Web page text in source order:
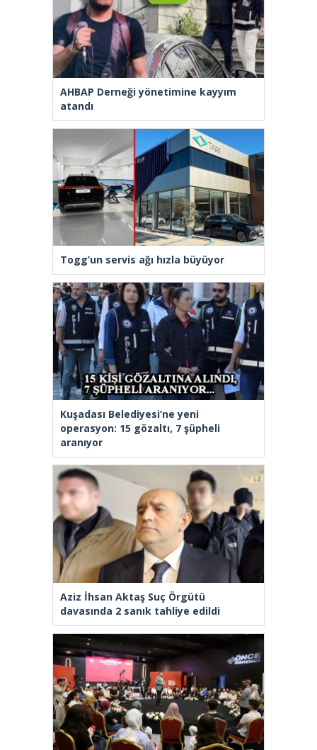
AHBAP Derneği yönetimine kayyım
atandı
Togg’un servis ağı hızla büyüyor
Kuşadası Belediyesi’ne yeni
operasyon: 15 gözaltı, 7 şüpheli
aranıyor
Aziz İhsan Aktaş Suç Örgütü
davasında 2 sanık tahliye edildi